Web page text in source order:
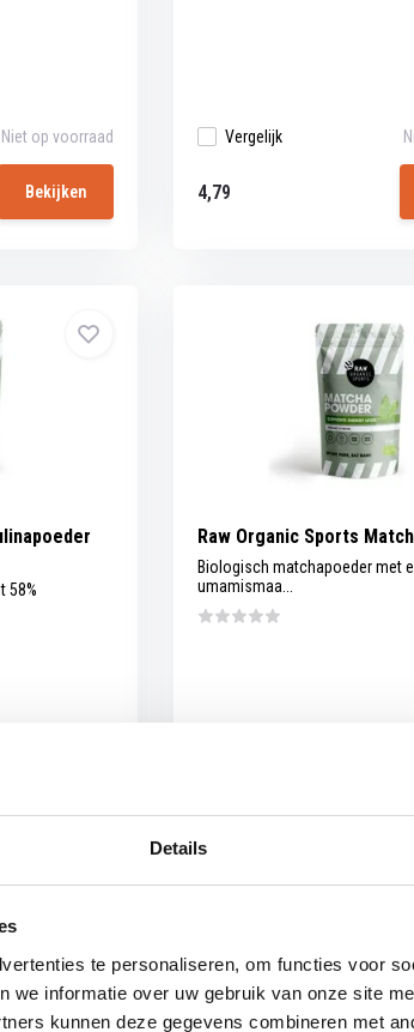
Details
te personaliseren, om functies voor
we informatie over uw gebruik van onze site
kunnen deze gegevens combineren met
Niet op voorraad
Bekijken
Vergelijk
4,79
58%
Bekijken
Raw Organic Sports
Biologisch matchapoeder met
umamismaa...
7,99